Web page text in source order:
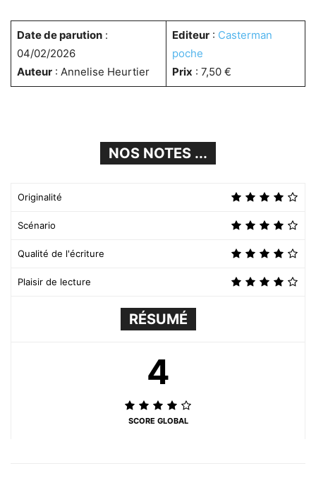
Date de parution:
04/02/2026
Auteur: Annelise Heurtier
Editeur: Casterman
poche
Prix : 7,50 €
NOS NOTES ...
Originalité
Scénario
Qualité de l'écriture
Plaisir de lecture
RÉSUMÉ
4
SCORE GLOBAL